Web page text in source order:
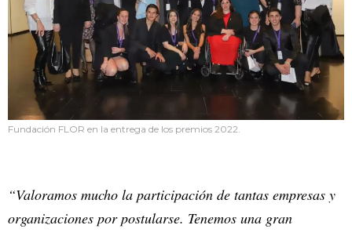
Fundación FLOR en la entrega de los premios 2022.
“Valoramos mucho la participación de tantas empresas y
organizaciones por postularse. Tenemos una gran